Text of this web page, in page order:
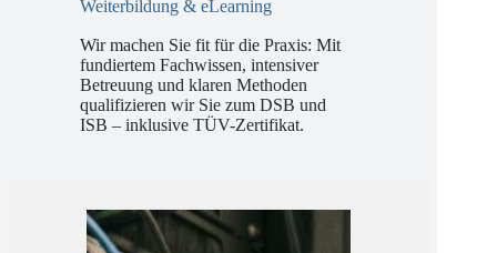
KINAST Acadamy
Wir machen Sie fit für die Praxis: Mit
fundiertem Fachwissen, intensiver
Betreuung und klaren Methoden
qualifizieren wir Sie zum DSB und